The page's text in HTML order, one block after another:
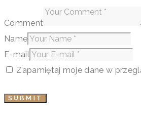
Comment
Name
E-mail
Zapamiętaj moje dane w